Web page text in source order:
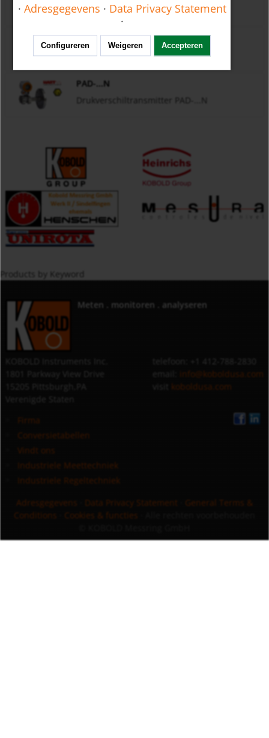
Drukverschiltransmitter PAD
PAD-...DRM
Drukverschiltransmitter PAD-...N
PAD-...N
Drukverschiltransmitter PAD-...N
Products by Keyword
Meten . monitoren . analyseren
info@koboldusa.com
koboldusa.com
Firma
Conversietabellen
Vindt ons
Industriele Meettechniek
Industriele Regeltechniek
Adresgegevens
Data Privacy Statement
General Terms &
Conditions
Cookies & functies
· Adresgegevens · Data Privacy Statement
·
Configureren Weigeren Accepteren